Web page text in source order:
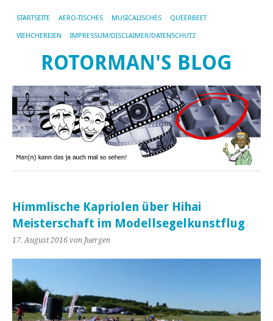
STARTSEITE AERO-TISCHES MUSICALISCHES QUEERBEET
VIEHCHEREIEN IMPRESSUM/DISCLAIMER/DATENSCHUTZ
ROTORMAN'S BLOG
Himmlische Kapriolen über Hihai
Meisterschaft im Modellsegelkunstflug
17. August 2016 von Juergen